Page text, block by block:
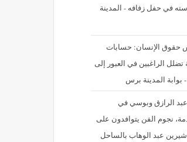
في حفل زفافه - المدينة
حقوق الإنسان: حسابات
تضلل الراغبين في العبور إلى
بوابة المدينة برس
الرازق وبوسي في
نجوم الفن يتوافدون على
عبد الوهاب بالساحل